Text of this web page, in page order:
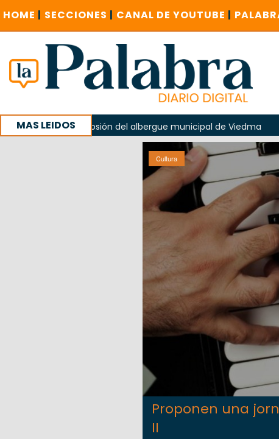
HOME | SECCIONES | CANAL DE YOUTUBE |
MAS LEIDOS
la explosión del albergue municipal de Viedma La
con un encuentro provincial en Roca
Cultura
Proponen una
II